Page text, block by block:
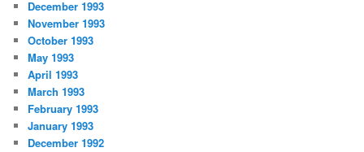
December 1993
November 1993
October 1993
May 1993
April 1993
March 1993
February 1993
January 1993
December 1992